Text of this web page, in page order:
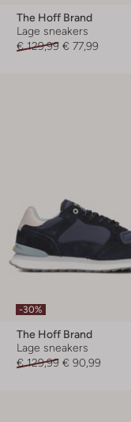
The Hoff Brand
Lage sneakers
€ 129,99 € 77,99
-30%
The Hoff Brand
Lage sneakers
€ 129,99 € 90,99